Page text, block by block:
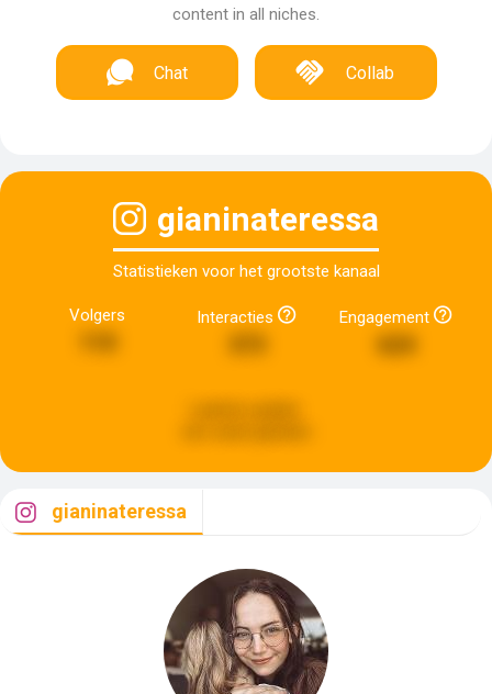
content in all niches.
Chat Collab
gianinateressa
Statistieken voor het grootste kanaal
Volgers Interacties Engagement
gianinateressa